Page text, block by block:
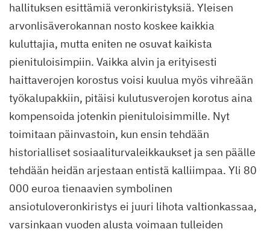
hallituksen esittämiä veronkiristyksiä. Yleisen
arvonlisäverokannan nosto koskee kaikkia
kuluttajia, mutta eniten ne osuvat kaikista
pienituloisimpiin. Vaikka alvin ja erityisesti
haittaverojen korostus voisi kuulua myös vihreään
työkalupakkiin, pitäisi kulutusverojen korotus aina
kompensoida jotenkin pienituloisimmille. Nyt
toimitaan päinvastoin, kun ensin tehdään
historialliset sosiaaliturvaleikkaukset ja sen päälle
tehdään heidän arjestaan entistä kalliimpaa. Yli 80
000 euroa tienaavien symbolinen
ansiotuloveronkiristys ei juuri lihota valtionkassaa,
varsinkaan vuoden alusta voimaan tulleiden